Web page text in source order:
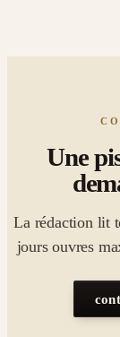
Une
La rédaction lit
jours ouvres